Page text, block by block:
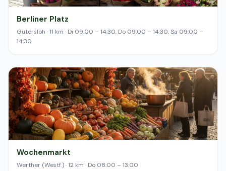
Berliner Platz
Gütersloh · 11 km · Di 09:00 – 14:30, Do 09:00 – 14:30, Sa 09:00 –
14:30
Wochenmarkt
Werther (Westf.) · 12 km · Do 08:00 – 13:00